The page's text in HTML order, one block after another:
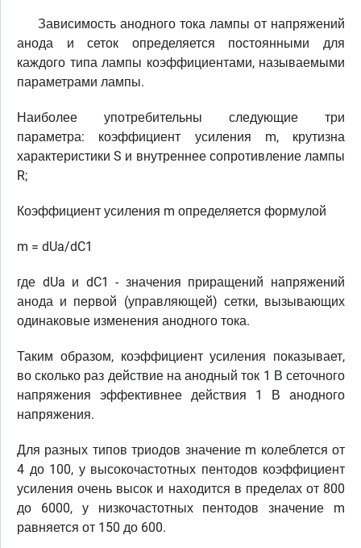
Зависимость анодного тока лампы от напряжений
анода и сеток определяется постоянными для
каждого типа лампы коэффициентами, называемыми
параметрами лампы.
Наиболее употребительны следующие три
параметра: коэффициент усиления m, крутизна
характеристики S и внутреннее сопротивление лампы
R;
Коэффициент усиления m определяется формулой
m = dUa/dC1
где dUa и dC1 - значения приращений напряжений
анода и первой (управляющей) сетки, вызывающих
одинаковые изменения анодного тока.
Таким образом, коэффициент усиления показывает,
во сколько раз действие на анодный ток 1 В сеточного
напряжения эффективнее действия 1 В анодного
напряжения.
Для разных типов триодов значение m колеблется от
4 до 100, у высокочастотных пентодов коэффициент
усиления очень высок и находится в пределах от 800
до 6000, у низкочастотных пентодов значение m
равняется от 150 до 600.